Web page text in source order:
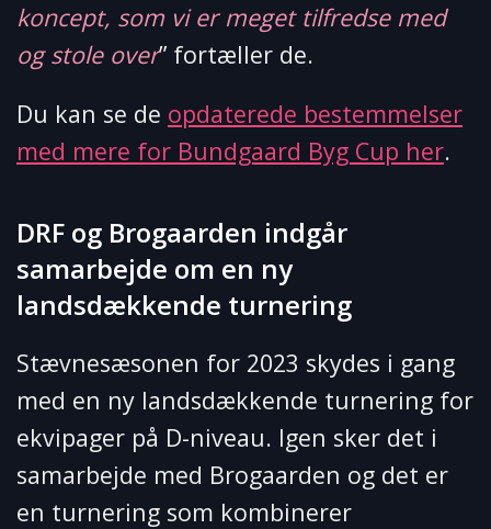
koncept, som vi er meget tilfredse med
og stole over” fortæller de.
Du kan se de opdaterede bestemmelser
med mere for Bundgaard Byg Cup her.
DRF og Brogaarden indgår
samarbejde om en ny
landsdækkende turnering
Stævnesæsonen for 2023 skydes i gang
med en ny landsdækkende turnering for
ekvipager på D-niveau. Igen sker det i
samarbejde med Brogaarden og det er
en turnering som kombinerer